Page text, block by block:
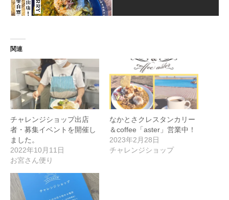
関連
チャレンジショップ出店
者・募集イベントを開催し
ました。
2022年10月11日
お宮さん便り
なかとさクレスタンカリー
＆coffee「aster」営業中！
2023年2月28日
チャレンジショップ